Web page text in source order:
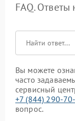
FAQ.
Вы можете
часто
сервисный
+7 (844) 290-
вопрос.